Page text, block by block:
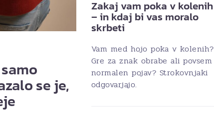
se je,
Zakaj vam poka v kolenih
– in kdaj bi vas moralo
skrbeti
Vam med hojo poka v kolenih?
Gre za znak obrabe ali povsem
normalen pojav? Strokovnjaki
odgovarjajo.